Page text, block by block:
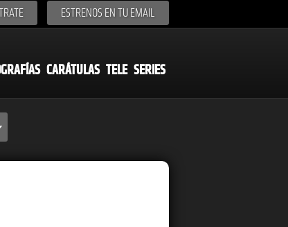
ESTRENOS EN TU EMAIL
CARÁTULAS TELE SERIES